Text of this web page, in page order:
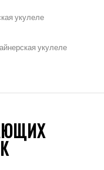
укулеле
укулеле